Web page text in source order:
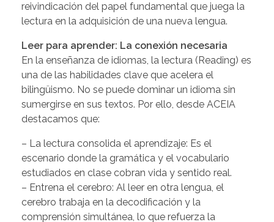
reivindicación del papel fundamental que juega la
lectura en la adquisición de una nueva lengua.
Leer para aprender: La conexión necesaria
En la enseñanza de idiomas, la lectura (Reading) es
una de las habilidades clave que acelera el
bilingüismo. No se puede dominar un idioma sin
sumergirse en sus textos. Por ello, desde ACEIA
destacamos que:
– La lectura consolida el aprendizaje: Es el
escenario donde la gramática y el vocabulario
estudiados en clase cobran vida y sentido real.
– Entrena el cerebro: Al leer en otra lengua, el
cerebro trabaja en la decodificación y la
comprensión simultánea, lo que refuerza la